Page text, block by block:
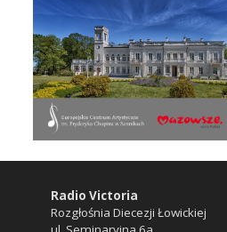
Radio Victoria
Rozgłośnia Diecezji Łowickiej